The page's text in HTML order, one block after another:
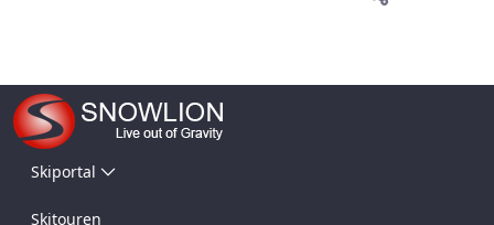
Skiportal
Skitouren